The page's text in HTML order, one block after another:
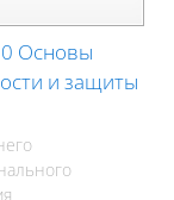
Основы
и защиты